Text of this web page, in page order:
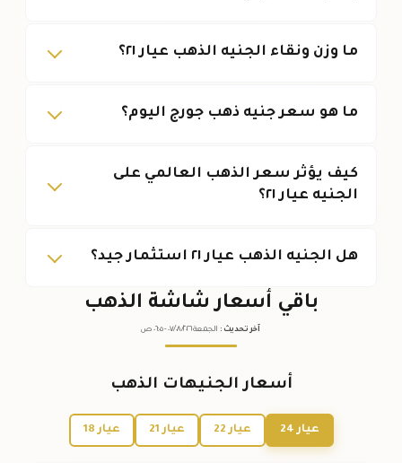
ما وزن ونقاء الجنيه الذهب عيار ٢١؟
ما هو سعر جنيه ذهب جورج اليوم؟
كيف يؤثر سعر الذهب العالمي على
الجنيه عيار ٢١؟
هل الجنيه الذهب عيار ٢١ استثمار جيد؟
باقي أسعار شاشة الذهب
آخر تحديث : الجمعة ٠٧ /٠٨/٢٠٢٦ - ٠٦:٠٥ ص
أسعار الجنيهات الذهب
عيار 24 عيار 22 عيار 21 عيار 18